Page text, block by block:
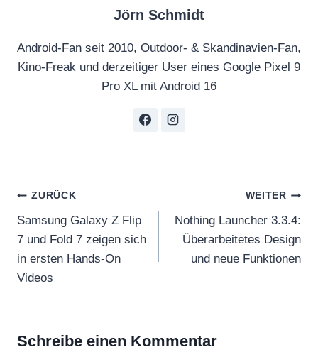
Jörn Schmidt
Android-Fan seit 2010, Outdoor- & Skandinavien-Fan,
Kino-Freak und derzeitiger User eines Google Pixel 9
Pro XL mit Android 16
Beitragsnavigation
ZURÜCK
Samsung Galaxy Z Flip
7 und Fold 7 zeigen sich
in ersten Hands-On
Videos
WEITER
Nothing Launcher 3.3.4:
Überarbeitetes Design
und neue Funktionen
Schreibe einen Kommentar